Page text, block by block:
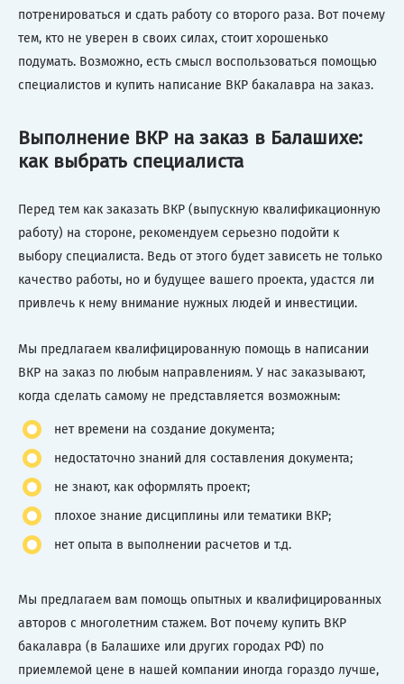
потренироваться и сдать работу со второго раза. Вот почему
тем, кто не уверен в своих силах, стоит хорошенько
подумать. Возможно, есть смысл воспользоваться помощью
специалистов и купить написание ВКР бакалавра на заказ.
Выполнение ВКР на заказ в Балашихе:
как выбрать специалиста
Перед тем как заказать ВКР (выпускную квалификационную
работу) на стороне, рекомендуем серьезно подойти к
выбору специалиста. Ведь от этого будет зависеть не только
качество работы, но и будущее вашего проекта, удастся ли
привлечь к нему внимание нужных людей и инвестиции.
Мы предлагаем квалифицированную помощь в написании
ВКР на заказ по любым направлениям. У нас заказывают,
когда сделать самому не представляется возможным:
нет времени на создание документа;
недостаточно знаний для составления документа;
не знают, как оформлять проект;
плохое знание дисциплины или тематики ВКР;
нет опыта в выполнении расчетов и т.д.
Мы предлагаем вам помощь опытных и квалифицированных
авторов с многолетним стажем. Вот почему купить ВКР
бакалавра (в Балашихе или других городах РФ) по
приемлемой цене в нашей компании иногда гораздо лучше,